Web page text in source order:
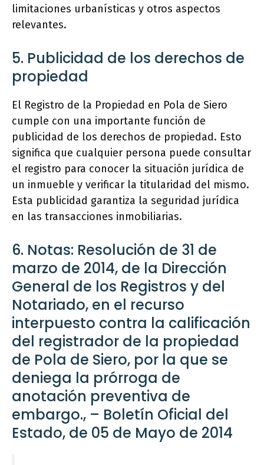
limitaciones urbanísticas y otros aspectos
relevantes.
5. Publicidad de los derechos de
propiedad
El Registro de la Propiedad en Pola de Siero
cumple con una importante función de
publicidad de los derechos de propiedad. Esto
significa que cualquier persona puede consultar
el registro para conocer la situación jurídica de
un inmueble y verificar la titularidad del mismo.
Esta publicidad garantiza la seguridad jurídica
en las transacciones inmobiliarias.
6. Notas: Resolución de 31 de
marzo de 2014, de la Dirección
General de los Registros y del
Notariado, en el recurso
interpuesto contra la calificación
del registrador de la propiedad
de Pola de Siero, por la que se
deniega la prórroga de
anotación preventiva de
embargo., – Boletín Oficial del
Estado, de 05 de Mayo de 2014